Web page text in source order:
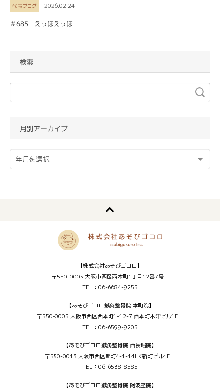
代表ブログ 2026.02.24
＃685 えっほえっほ
検索
月別アーカイブ
【株式会社あそびゴコロ】
〒550-0005 大阪市西区西本町1丁目12番7号
TEL：06-6684-9255
【あそびゴコロ鍼灸整骨院 本町院】
〒550-0005 大阪市西区西本町1-12-7 西本町木津ビル1F
TEL：06-6599-9205
【あそびゴコロ鍼灸整骨院 西長堀院】
〒550-0013 大阪市西区新町4-1-14HK新町ビル1F
TEL：06-6538-8585
【あそびゴコロ鍼灸整骨院 阿波座院】